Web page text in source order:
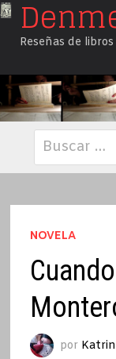
Saltar
Reseñas de
Buscar:
NOVELA
por